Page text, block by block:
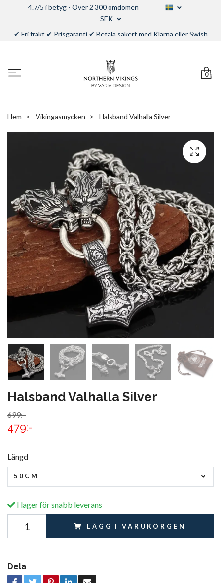
4.7/5 i betyg - Över 2 300 omdömen
SEK
✔ Fri frakt ✔ Prisgaranti ✔ Betala säkert med Klarna eller Swish
0
Hem Vikingasmycken Halsband Valhalla Silver
Halsband Valhalla Silver
699:-
479:-
Längd
50CM
I lager för snabb leverans
LÄGG I VARUKORGEN
Dela